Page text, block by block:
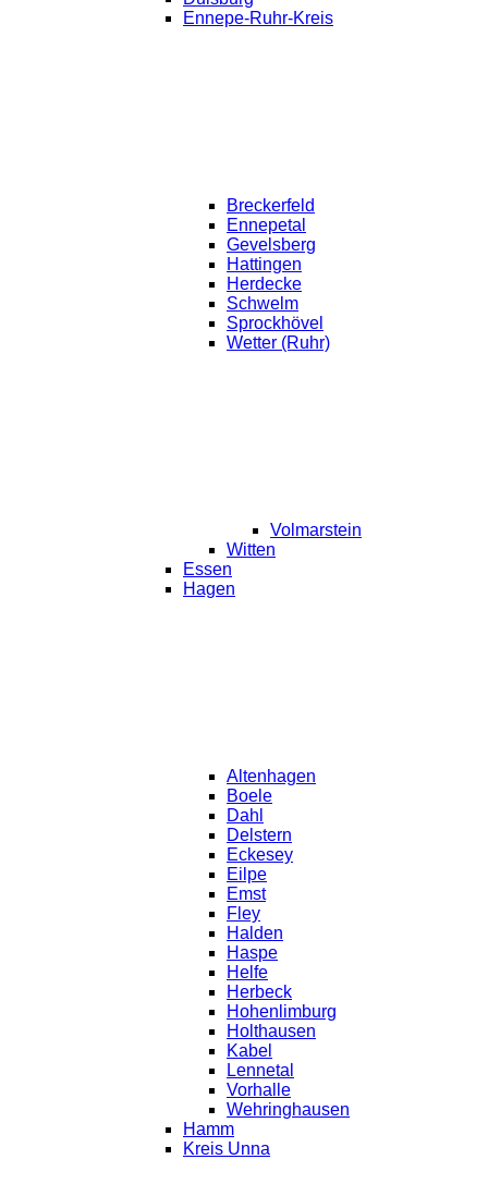
Ennepe-Ruhr-Kreis
Breckerfeld
Ennepetal
Gevelsberg
Hattingen
Herdecke
Schwelm
Sprockhövel
Wetter (Ruhr)
Volmarstein
Witten
Essen
Hagen
Altenhagen
Boele
Dahl
Delstern
Eckesey
Eilpe
Emst
Fley
Halden
Haspe
Helfe
Herbeck
Hohenlimburg
Holthausen
Kabel
Lennetal
Vorhalle
Wehringhausen
Hamm
Kreis Unna